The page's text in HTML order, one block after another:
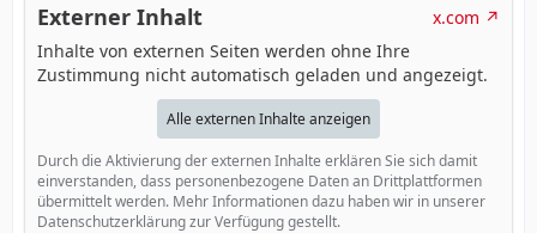
Externer Inhalt
x.com
Inhalte von externen Seiten werden ohne Ihre
Zustimmung nicht automatisch geladen und angezeigt.
Alle externen Inhalte anzeigen
Durch die Aktivierung der externen Inhalte erklären Sie sich damit
einverstanden, dass personenbezogene Daten an Drittplattformen
übermittelt werden. Mehr Informationen dazu haben wir in unserer
Datenschutzerklärung zur Verfügung gestellt.